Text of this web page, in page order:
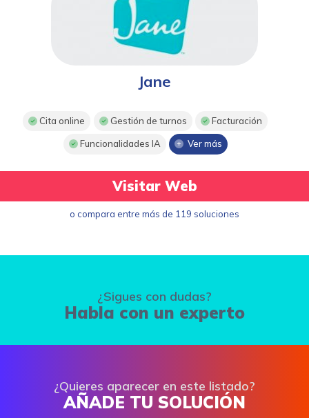
Jane
Cita online Gestión de turnos Facturación
Funcionalidades IA Ver más
Visitar Web
o compara entre más de 119 soluciones
¿Sigues con dudas?
Habla con un experto
¿Quieres aparecer en este listado?
AÑADE TU SOLUCIÓN